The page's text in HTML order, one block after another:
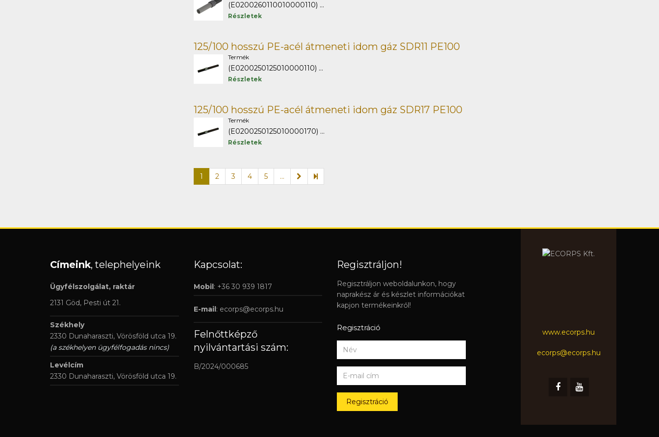
(E0200260110010000110) ...
Részletek
125/100 hosszú PE-acél átmeneti idom gáz SDR11 PE100
Termék
(E0200250125010000110) ...
Részletek
125/100 hosszú PE-acél átmeneti idom gáz SDR17 PE100
Termék
(E0200250125010000170) ...
Részletek
1 2 3 4 5 ...
Címeink, telephelyeink
Ügyfélszolgálat, raktár
2131 Göd, Pesti út 21.
Székhely
2330 Dunaharaszti, Vörösföld utca 19.
(a székhelyen ügyfélfogadás nincs)
Levélcím
2330 Dunaharaszti, Vörösföld utca 19.
Kapcsolat:
Mobil: +36 30 939 1817
E-mail: ecorps@ecorps.hu
Felnőttképző
nyilvántartási szám:
B/2024/000685
Regisztráljon!
Regisztráljon weboldalunkon, hogy
naprakész ár és készlet információkat
kapjon termékeinkről!
Regisztráció
Regisztráció
www.ecorps.hu
ecorps@ecorps.hu